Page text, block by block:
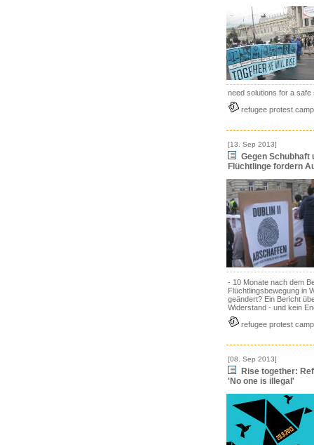
need solutions for a safe
refugee protest
[13. Sep 2013]
Gegen Schubhaft
Flüchtlinge fordern
- 10 Monate nach dem
Flüchtlingsbewegung in
geändert? Ein Bericht
Widerstand - und kein
refugee protest
[08. Sep 2013]
Rise together:
'No one is illegal'